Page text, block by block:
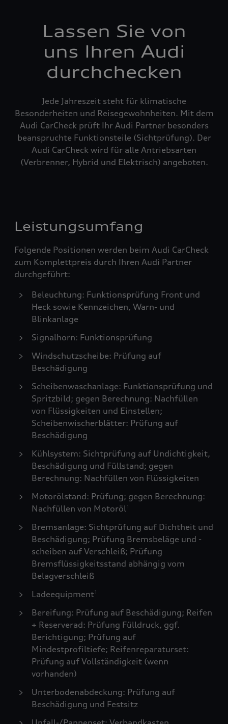
Lassen Sie von
uns Ihren Audi
durchchecken
Jede Jahreszeit steht für klimatische
Besonderheiten und Reisegewohnheiten. Mit dem
Audi CarCheck prüft Ihr Audi Partner besonders
beanspruchte Funktionsteile (Sichtprüfung). Der
Audi CarCheck wird für alle Antriebsarten
(Verbrenner, Hybrid und Elektrisch) angeboten.
Leistungsumfang
Folgende Positionen werden beim Audi CarCheck
zum Komplettpreis durch Ihren Audi Partner
durchgeführt:
Beleuchtung: Funktionsprüfung Front und
Heck sowie Kennzeichen, Warn- und
Blinkanlage
Signalhorn: Funktionsprüfung
Windschutzscheibe: Prüfung auf
Beschädigung
Scheibenwaschanlage: Funktionsprüfung und
Spritzbild; gegen Berechnung: Nachfüllen
von Flüssigkeiten und Einstellen;
Scheibenwischerblätter: Prüfung auf
Beschädigung
Kühlsystem: Sichtprüfung auf Undichtigkeit,
Beschädigung und Füllstand; gegen
Berechnung: Nachfüllen von Flüssigkeiten
Motorölstand: Prüfung; gegen Berechnung:
Nachfüllen von Motoröl1
Bremsanlage: Sichtprüfung auf Dichtheit und
Beschädigung; Prüfung Bremsbeläge und -
scheiben auf Verschleiß; Prüfung
Bremsflüssigkeitsstand abhängig vom
Belagverschleiß
Ladeequipment1
Bereifung: Prüfung auf Beschädigung; Reifen
+ Reserverad: Prüfung Fülldruck, ggf.
Berichtigung; Prüfung auf
Mindestprofiltiefe; Reifenreparaturset:
Prüfung auf Vollständigkeit (wenn
vorhanden)
Unterbodenabdeckung: Prüfung auf
Beschädigung und Festsitz